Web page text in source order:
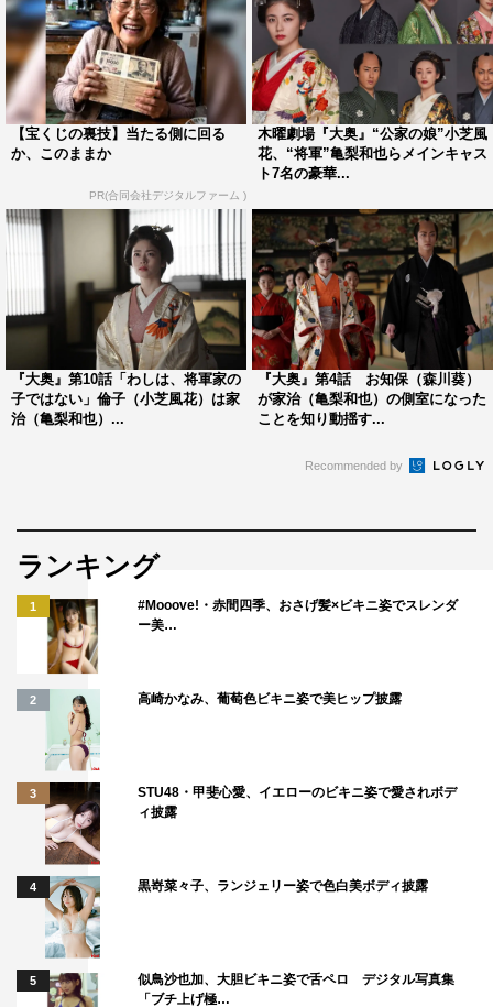
出演で、初の連続ドラマレギュラーとなる。
今年は『旅の思い出なんだっけ？』（テレビ東京系）や
『日本全国さすらい料理バラエティ 黄金のワンスプー
ン！』（TBS系）でMCを務めるなど、活動の幅を広げて
いる。愛されキャラとしてバラエティーでも活躍する宮舘
が『大奥』でどんな新境地を見せてくれるのか。宮舘のコ
メントは下記に掲載。
宮舘涼太 コメント
◆本作への出演が決まったときの思いをお聞かせくださ
これまで数多くの方が出演されてきた歴史ある『大奥』と
いう作品に、まさか自分が出演できるなんて考えてもいな
かったので、とてもうれしい限りです。連続ドラマに出さ
ら、スタッフさんともコミュニケーションを取って、自分
の役を全うできたらと思っています。
◆今回は“愛”をテーマにした『大奥』ですが、台本を読ん
だ感想は？
僕の役は今後どうなっていくんだろうと気になっていま
す。現時点でいただいている台本を読む限りは、いいやつ
です（笑）。でも、この後から定信にいろいろと変化が起
きていくので、自分の中でどうスイッチを入れていこうか
なとワクワクしています。
◆ご自身が演じられる役の印象や役作りについて教えてく
ださい。
定信はとてもクールな印象があります。力強く人を愛する
気持ちと、父親を尊敬する気持ち、自分に対する気持ちが
【宝くじの裏技】当たる側に回る
か、このままか
PR(合同会社デジタルファーム )
木曜劇場『大奥』“公家の娘”小芝風
花、“将軍”亀梨和也らメインキャス
ト7名の豪華...
『大奥』第10話「わしは、将軍家の
子ではない」倫子（小芝風花）は家
治（亀梨和也）...
『大奥』第4話 お知保（森川葵）
が家治（亀梨和也）の側室になった
ことを知り動揺す...
Recommended by
ランキング
1
#Mooove!・赤間四季、おさげ髪×ビキニ姿でスレンダ
ー美…
2 高崎かなみ、葡萄色ビキニ姿で美ヒップ披露
3
STU48・甲斐心愛、イエローのビキニ姿で愛されボデ
ィ披露
4 黒嵜菜々子、ランジェリー姿で色白美ボディ披露
5
似鳥沙也加、大胆ビキニ姿で舌ペロ デジタル写真集
「ブチ上げ極…